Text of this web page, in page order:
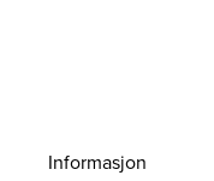
Informasjon